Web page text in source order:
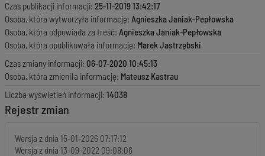
Czas publikacji informacji: 25-11-2019 13:42:17
Osoba, która wytworzyła informację: Agnieszka Janiak-Pepłowska
Osoba, która odpowiada za treść: Agnieszka Janiak-Pepłowska
Osoba, która opublikowała informację: Marek Jastrzębski
Czas zmiany informacji: 06-07-2020 10:45:13
Osoba, która zmieniła informację: Mateusz Kastrau
Liczba wyświetleń informacji: 14038
Rejestr zmian
Wersja z dnia 15-01-2026 07:17:12
Wersja z dnia 13-09-2022 09:08:06